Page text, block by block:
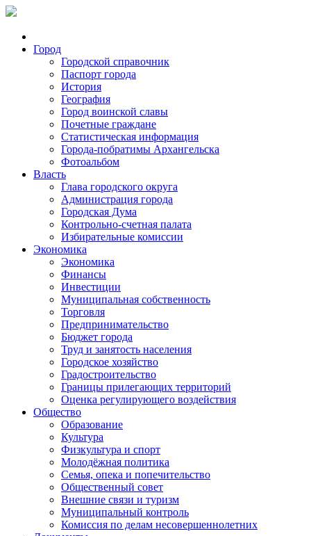
Город
Городской справочник
Паспорт города
История
География
Город воинской славы
Почетные граждане
Статистическая информация
Города-побратимы Архангельска
Фотоальбом
Власть
Глава городского округа
Администрация города
Городская Дума
Контрольно-счетная палата
Избирательные комиссии
Экономика
Экономика
Финансы
Инвестиции
Муниципальная собственность
Торговля
Предпринимательство
Бюджет города
Труд и занятость населения
Городское хозяйство
Градостроительство
Границы прилегающих территорий
Оценка регулирующего воздействия
Общество
Образование
Культура
Физкультура и спорт
Молодёжная политика
Семья, опека и попечительство
Общественный совет
Внешние связи и туризм
Муниципальный контроль
Комиссия по делам несовершеннолетних